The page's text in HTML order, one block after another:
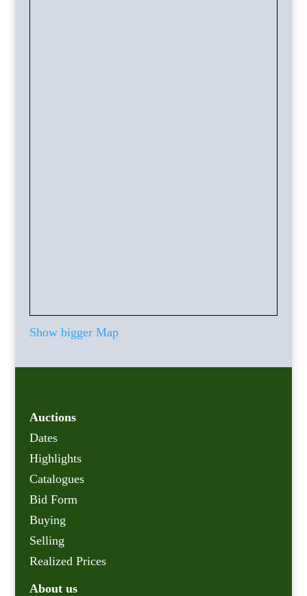
Show bigger Map
Auctions
Dates
Highlights
Catalogues
Bid Form
Buying
Selling
Realized Prices
About us